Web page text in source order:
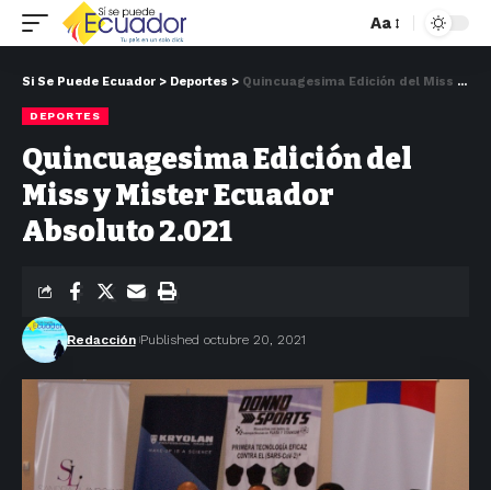
Aa
Si Se Puede Ecuador > Deportes > Quincuagesima Edición del Miss y Mister Ecuador Absoluto 2.021
DEPORTES
Quincuagesima Edición del
Miss y Mister Ecuador
Absoluto 2.021
Redacción Published octubre 20, 2021